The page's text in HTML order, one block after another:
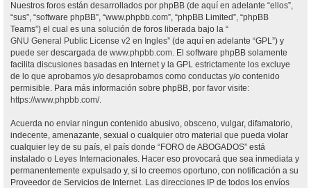
Nuestros foros están desarrollados por phpBB (de aquí en adelante “ellos”,
“sus”, “software phpBB”, “www.phpbb.com”, “phpBB Limited”, “phpBB
Teams”) el cual es una solución de foros liberada bajo la “
GNU General Public License v2 en Ingles” (de aquí en adelante “GPL”) y
puede ser descargada de www.phpbb.com. El software phpBB solamente
facilita discusiones basadas en Internet y la GPL estrictamente los excluye
de lo que aprobamos y/o desaprobamos como conductas y/o contenido
permisible. Para más información sobre phpBB, por favor visite:
https://www.phpbb.com/.
Acuerda no enviar ningun contenido abusivo, obsceno, vulgar, difamatorio,
indecente, amenazante, sexual o cualquier otro material que pueda violar
cualquier ley de su país, el país donde “FORO de ABOGADOS” está
instalado o Leyes Internacionales. Hacer eso provocará que sea inmediata y
permanentemente expulsado y, si lo creemos oportuno, con notificación a su
Proveedor de Servicios de Internet. Las direcciones IP de todos los envíos